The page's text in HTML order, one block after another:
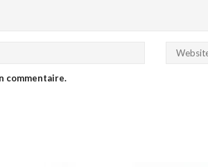
commentaire.